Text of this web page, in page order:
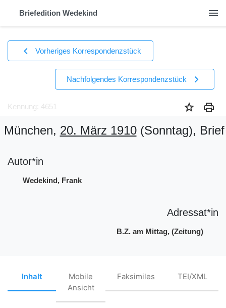
Briefedition Wedekind menu
chevron_left Vorheriges Korrespondenzstück
Nachfolgendes Korrespondenzstück chevron_right
Kennung: 4651 star print
München, 20. März 1910(Sonntag), Brief
Autor*in
Wedekind, Frank
Adressat*in
B.Z. am Mittag, (Zeitung)
Inhalt
Mobile
Ansicht
Faksimiles TEI/XML